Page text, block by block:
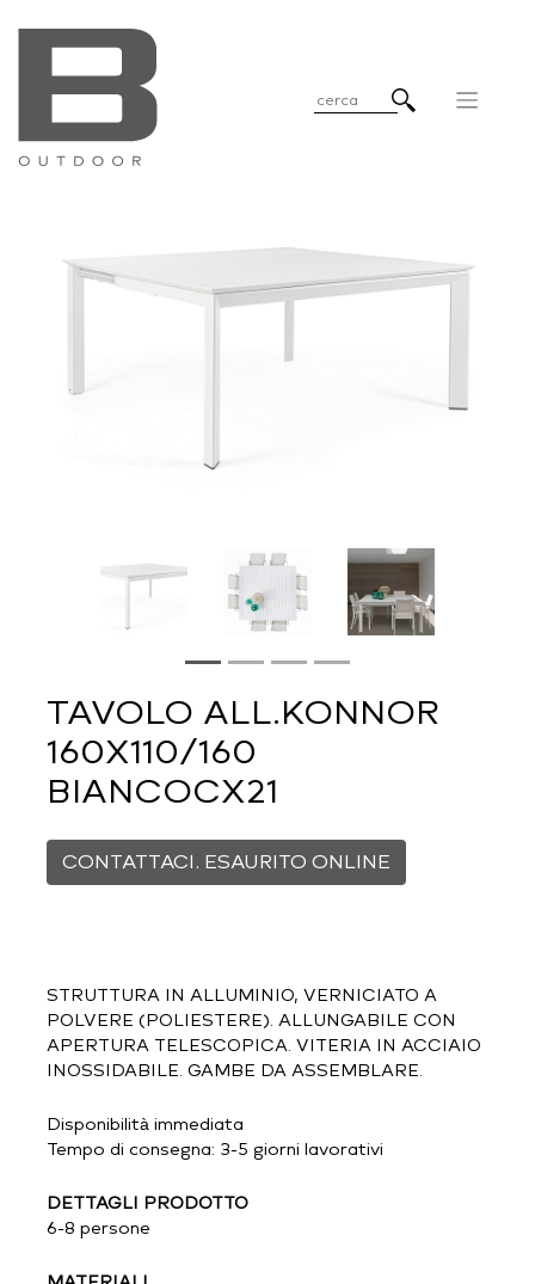
TAVOLO ALL.KONNOR
160X110/160
BIANCOCX21
CONTATTACI. ESAURITO ONLINE
STRUTTURA IN ALLUMINIO, VERNICIATO A
POLVERE (POLIESTERE). ALLUNGABILE CON
APERTURA TELESCOPICA. VITERIA IN ACCIAIO
INOSSIDABILE. GAMBE DA ASSEMBLARE.
Disponibilità immediata
Tempo di consegna: 3-5 giorni lavorativi
DETTAGLI PRODOTTO
6-8 persone